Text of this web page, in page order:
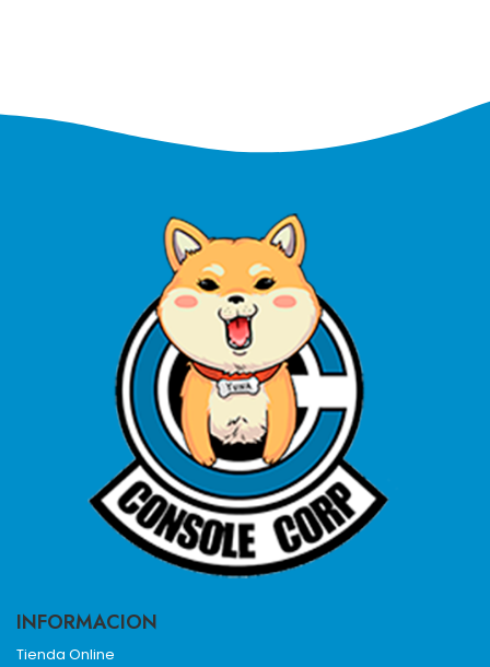
INFORMACION
Tienda Online